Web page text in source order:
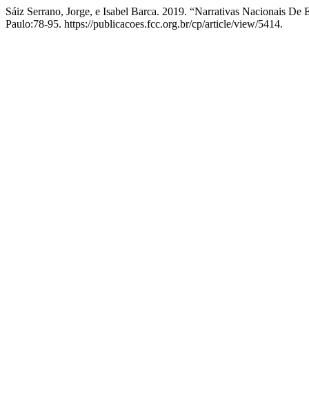
Sáiz Serrano, Jorge, e Isabel Barca. 2019. “Narrativas Nacionais De
Paulo:78-95. https://publicacoes.fcc.org.br/cp/article/view/5414.